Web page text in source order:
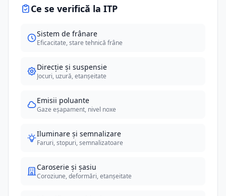
Ce se verifică la ITP
Sistem de frânare
Eficacitate, stare tehnică frâne
Direcție și suspensie
Jocuri, uzură, etanșeitate
Emisii poluante
Gaze eșapament, nivel noxe
Iluminare și semnalizare
Faruri, stopuri, semnalizatoare
Caroserie și șasiu
Coroziune, deformări, etanșeitate